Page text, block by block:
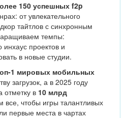
150 успешных f2p
от увлекательного
тайтлов с синхронным
темпы:
проектов и
в новые студии.
1 мировых мобильных
загрузок, а в 2025 году
отметку в 10 млрд
чтобы игры талантливых
первые места в чартах